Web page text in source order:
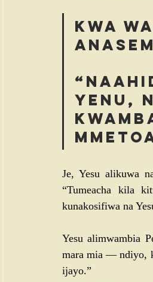
Kwa
yenu,
Je, Yesu alikuwa
“Tumeacha kila
kunakosifiwa na
Yesu alimwambia
mara mia — ndiyo,
ijayo.”